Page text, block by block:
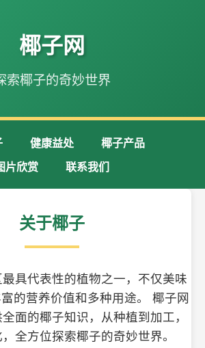
椰子网
索椰子的奇妙世界
健康益处
椰子产品
片欣赏
联系我们
关于椰子
具代表性的植物之一，不仅美味
的营养价值和多种用途。 椰子网
面的椰子知识，从种植到加工，
全方位探索椰子的奇妙世界。